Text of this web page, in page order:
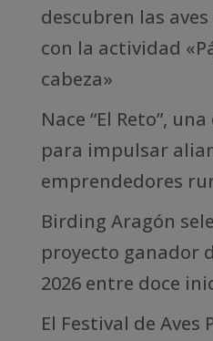
descubren las
con la actividad
cabeza»
Nace “El Reto”,
para impulsar
emprendedores
Birding Aragón
proyecto ganador
2026 entre doce
El Festival de Aves